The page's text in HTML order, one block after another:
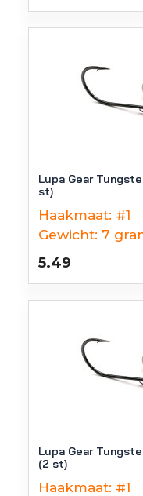
Lupa Gear
st)
Haakmaat: #1
Gewicht: 7
5.49
Lupa Gear
(2 st)
Haakmaat: #1